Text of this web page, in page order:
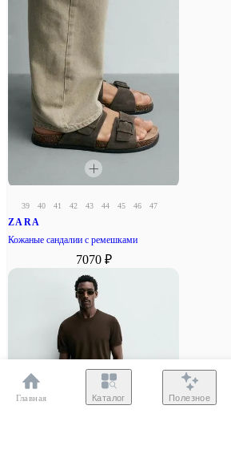
39 40 41 42 43 44 45 46 47
ZARA
Кожаные сандалии с ремешками
7070 ₽
Главная Каталог Полезное